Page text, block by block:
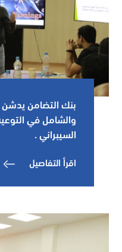
بنك التضامن يدشن
والشامل في
السيبراني .
اقرأ التفاصيل